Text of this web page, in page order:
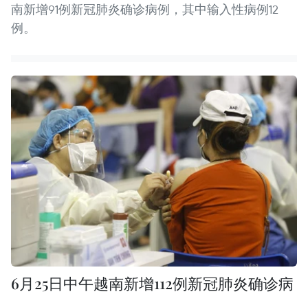
南新增91例新冠肺炎确诊病例，其中输入性病例12
例。
6月25日中午越南新增112例新冠肺炎确诊病